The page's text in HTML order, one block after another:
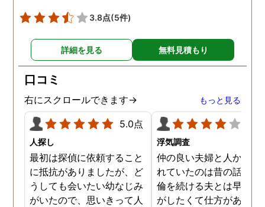
3.8点(5件)
詳細を見る 無料見積もり
口コミ
右にスクロールできます→ もっと見る
5.0点
人探し
最初は探偵に依頼すること
に抵抗がありましたが、ど
うしても会いたい幼なじみ
がいたので、思いきって人
浮気調査
仲の良い夫婦と人から言
れていたのは昔の話で、
倫を続ける夫とは早く離
がしたくて仕方がありま